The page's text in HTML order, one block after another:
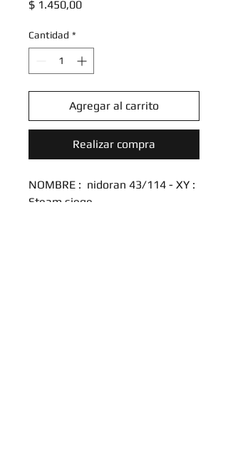
$ 1.450,00Precio
Cantidad *
Agregar al carrito
Realizar compra
NOMBRE : nidoran 43/114 - XY :
Steam siege